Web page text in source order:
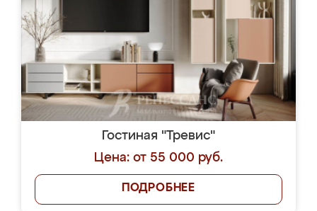
Гостиная "Тревис"
Цена: от 55 000 руб.
ПОДРОБНЕЕ